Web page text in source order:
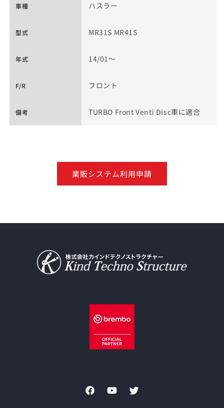
車種 ハスラー
型式 MR31S MR41S
年式 14/01～
F/R フロント
備考 TURBO Front Venti Disc車に適合
業販システム利用申請
FacebookYouTubeTwitter